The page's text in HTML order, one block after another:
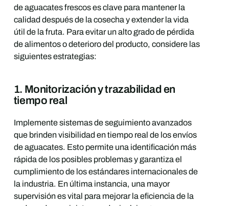
de aguacates frescos es clave para mantener la
calidad después de la cosecha y extender la vida
útil de la fruta. Para evitar un alto grado de pérdida
de alimentos o deterioro del producto, considere las
siguientes estrategias:
1. Monitorización y trazabilidad en
tiempo real
Implemente sistemas de seguimiento avanzados
que brinden visibilidad en tiempo real de los envíos
de aguacates. Esto permite una identificación más
rápida de los posibles problemas y garantiza el
cumplimiento de los estándares internacionales de
la industria. En última instancia, una mayor
supervisión es vital para mejorar la eficiencia de la